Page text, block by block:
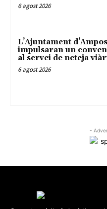
6 agost 2026
L’Ajuntament
impulsaran un
al servei de neteja
6 agost 2026
-